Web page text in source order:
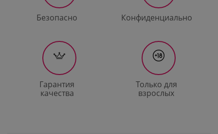
Безопасно Конфиденциально
Гарантия
качества
Только для
взрослых